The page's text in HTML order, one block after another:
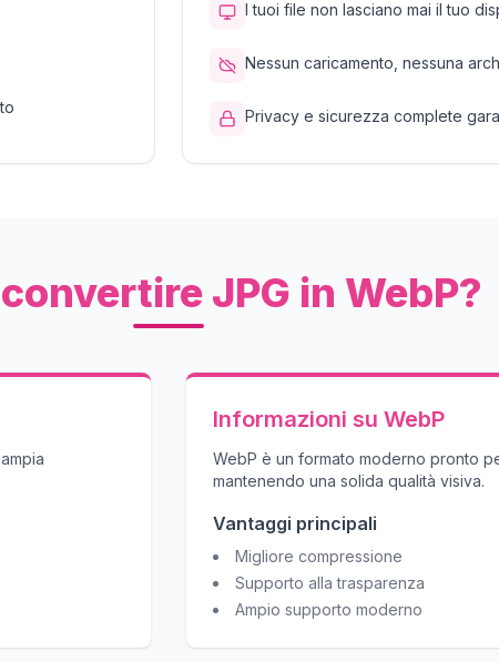
I tuoi file non lasciano mai il tuo
Nessun caricamento, nessuna
Privacy e sicurezza complete
JPG in WebP?
Informazioni su WebP
WebP è un formato moderno pronto
mantenendo una solida qualità visiva.
Vantaggi principali
Migliore compressione
Supporto alla trasparenza
Ampio supporto moderno